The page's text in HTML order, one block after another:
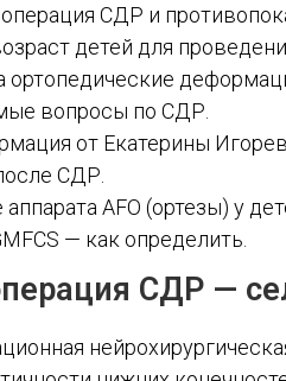
СДР и
детей для
ортопедические
вопросы по СДР.
от Екатерины
СДР.
AFO (ортезы) у
— как определить.
СДР —